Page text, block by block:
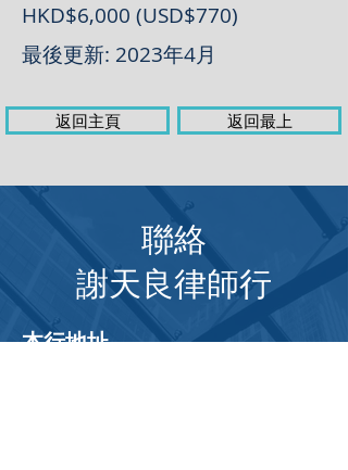
HKD$6,000 (USD$770)
最後更新: 2023年4月
返回主頁 返回最上
聯絡
謝天良律師行
本行地址